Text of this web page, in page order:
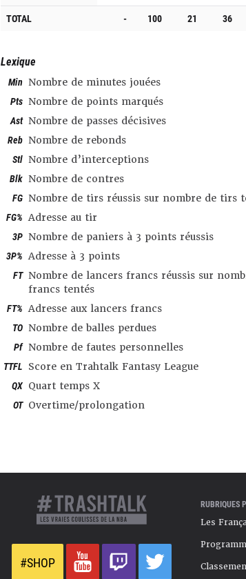
TOTAL
- 100 21 36
Lexique
Min Nombre de minutes jouées
Pts Nombre de points marqués
Ast Nombre de passes décisives
Reb Nombre de rebonds
Stl Nombre d’interceptions
Blk Nombre de contres
FG Nombre de tirs réussis sur nombre de tirs
FG% Adresse au tir
3P Nombre de paniers à 3 points réussis
3P% Adresse à 3 points
FT Nombre de lancers francs réussis sur
francs tentés
FT% Adresse aux lancers francs
TO Nombre de balles perdues
Pf Nombre de fautes personnelles
TTFL Score en Trahtalk Fantasy League
QX Quart temps X
OT Overtime/prolongation
#SHOP
RUBRIQUES
Les